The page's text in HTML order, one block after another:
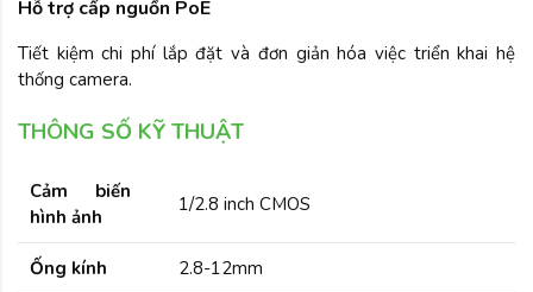
Hỗ trợ cấp nguồn PoE
Tiết kiệm chi phí lắp đặt và đơn giản hóa việc triển khai hệ
thống camera.
THÔNG SỐ KỸ THUẬT
Cảm biến
hình ảnh
1/2.8 inch CMOS
Ống kính 2.8-12mm